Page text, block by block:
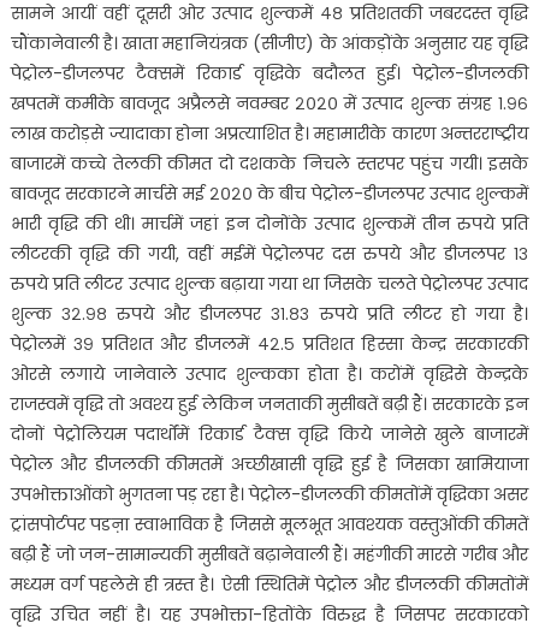
सामने आयीं वहीं दूसरी ओर उत्पाद शुल्कमें ४८ प्रतिशतकी जबरदस्त वृद्धि
चौंकानेवाली है। खाता महानियंत्रक (सीजीए) के आंकड़ोंके अनुसार यह वृद्धि
पेट्रोल-डीजलपर टैक्समें रिकार्ड वृद्धिके बदौलत हुई। पेट्रोल-डीजलकी
खपतमें कमीके बावजूद अप्रैलसे नवम्बर २०२० में उत्पाद शुल्क संग्रह १.९६
लाख करोड़से ज्यादाका होना अप्रत्याशित है। महामारीके कारण अन्तरराष्ट्रीय
बाजारमें कच्चे तेलकी कीमत दो दशकके निचले स्तरपर पहुंच गयी। इसके
बावजूद सरकारने मार्चसे मई २०२० के बीच पेट्रोल-डीजलपर उत्पाद शुल्कमें
भारी वृद्धि की थी। मार्चमें जहां इन दोनोंके उत्पाद शुल्कमें तीन रुपये प्रति
लीटरकी वृद्धि की गयी, वहीं मईमें पेट्रोलपर दस रुपये और डीजलपर १३
रुपये प्रति लीटर उत्पाद शुल्क बढ़ाया गया था जिसके चलते पेट्रोलपर उत्पाद
शुल्क ३२.९८ रुपये और डीजलपर ३१.८३ रुपये प्रति लीटर हो गया है।
पेट्रोलमें ३९ प्रतिशत और डीजलमें ४२.५ प्रतिशत हिस्सा केन्द्र सरकारकी
ओरसे लगाये जानेवाले उत्पाद शुल्कका होता है। करोंमें वृद्धिसे केन्द्रके
राजस्वमें वृद्धि तो अवश्य हुई लेकिन जनताकी मुसीबतें बढ़ी हैं। सरकारके इन
दोनों पेट्रोलियम पदार्थोंमें रिकार्ड टैक्स वृद्धि किये जानेसे खुले बाजारमें
पेट्रोल और डीजलकी कीमतमें अच्छीखासी वृद्धि हुई है जिसका खामियाजा
उपभोक्ताओंको भुगतना पड़ रहा है। पेट्रोल-डीजलकी कीमतोंमें वृद्धिका असर
ट्रांसपोर्टपर पडऩा स्वाभाविक है जिससे मूलभूत आवश्यक वस्तुओंकी कीमतें
बढ़ी हैं जो जन-सामान्यकी मुसीबतें बढ़ानेवाली हैं। महंगीकी मारसे गरीब और
मध्यम वर्ग पहलेसे ही त्रस्त है। ऐसी स्थितिमें पेट्रोल और डीजलकी कीमतोंमें
वृद्धि उचित नहीं है। यह उपभोक्ता-हितोंके विरुद्ध है जिसपर सरकारको